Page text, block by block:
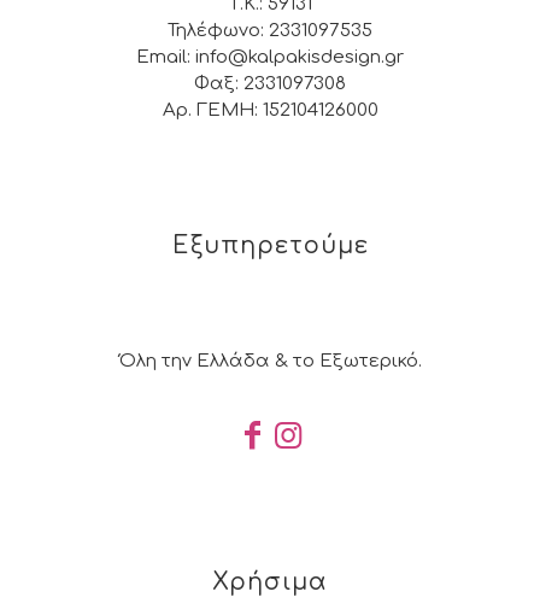
Τ.Κ.: 59131
Τηλέφωνο: 2331097535
Email: info@kalpakisdesign.gr
Φαξ: 2331097308
Αρ. ΓΕΜΗ: 152104126000
Εξυπηρετούμε
Όλη την Ελλάδα & το Εξωτερικό.
Χρήσιμα